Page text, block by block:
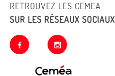
RETROUVEZ LES CEMEA
SUR LES RÉSEAUX SOCIAUX
facebook instagram